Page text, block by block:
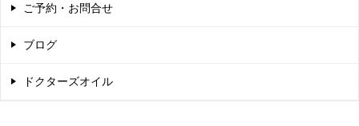
ご予約・お問合せ
ブログ
ドクターズオイル